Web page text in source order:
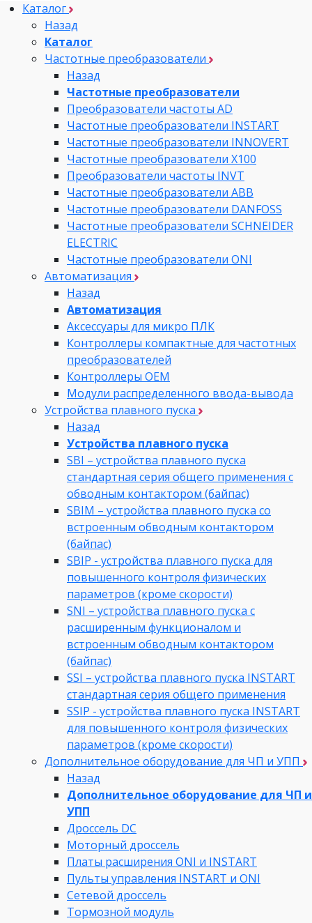
Каталог
Назад
Каталог
Частотные преобразователи
Назад
Частотные преобразователи
Преобразователи частоты AD
Частотные преобразователи INSTART
Частотные преобразователи INNOVERT
Частотные преобразователи Х100
Преобразователи частоты INVT
Частотные преобразователи ABB
Частотные преобразователи DANFOSS
Частотные преобразователи SCHNEIDER
ELECTRIC
Частотные преобразователи ONI
Автоматизация
Назад
Автоматизация
Аксессуары для микро ПЛК
Контроллеры компактные для частотных
преобразователей
Контроллеры ОЕМ
Модули распределенного ввода-вывода
Устройства плавного пуска
Назад
Устройства плавного пуска
SBI – устройства плавного пуска
стандартная серия общего применения с
обводным контактором (байпас)
SBIM – устройства плавного пуска со
встроенным обводным контактором
(байпас)
SBIP - устройства плавного пуска для
повышенного контроля физических
параметров (кроме скорости)
SNI – устройства плавного пуска с
расширенным функционалом и
встроенным обводным контактором
(байпас)
SSI – устройства плавного пуска INSTART
стандартная серия общего применения
SSIP - устройства плавного пуска INSTART
для повышенного контроля физических
параметров (кроме скорости)
Дополнительное оборудование для ЧП и УПП
Назад
Дополнительное оборудование для ЧП и
УПП
Дроссель DC
Моторный дроссель
Платы расширения ONI и INSTART
Пульты управления INSTART и ONI
Сетевой дроссель
Тормозной модуль